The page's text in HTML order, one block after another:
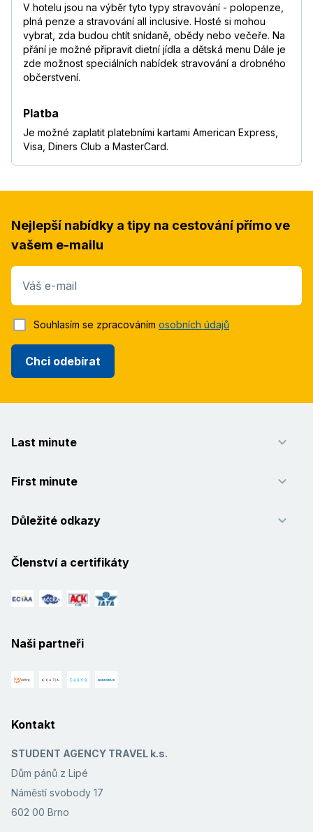
V hotelu jsou na výběr tyto typy stravování - polopenze,
plná penze a stravování all inclusive. Hosté si mohou
vybrat, zda budou chtít snídaně, obědy nebo večeře. Na
přání je možné připravit dietní jídla a dětská menu Dále je
zde možnost speciálních nabídek stravování a drobného
občerstvení.
Platba
Je možné zaplatit platebními kartami American Express,
Visa, Diners Club a MasterCard.
Nejlepší nabídky a tipy na cestování přímo ve
vašem e-mailu
Váš e-mail
Chci odebírat
Souhlasím se zpracováním osobních údajů
Last minute
First minute
Důležité odkazy
Členství a certifikáty
Naši partneři
Kontakt
STUDENT AGENCY TRAVEL k.s.
Dům pánů z Lipé
Náměstí svobody 17
602 00 Brno